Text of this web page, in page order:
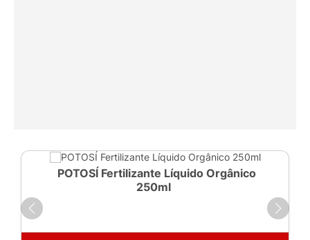
POTOSÍ Fertilizante Líquido Orgânico
250ml